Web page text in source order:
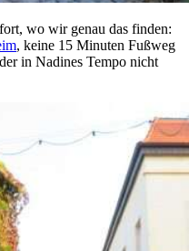
wo wir genau das finden:
, keine 15 Minuten Fußweg
in Nadines Tempo nicht